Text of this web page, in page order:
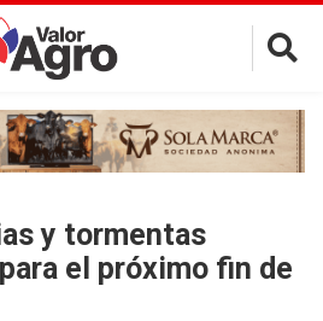
×
y tormentas
el próximo fin de